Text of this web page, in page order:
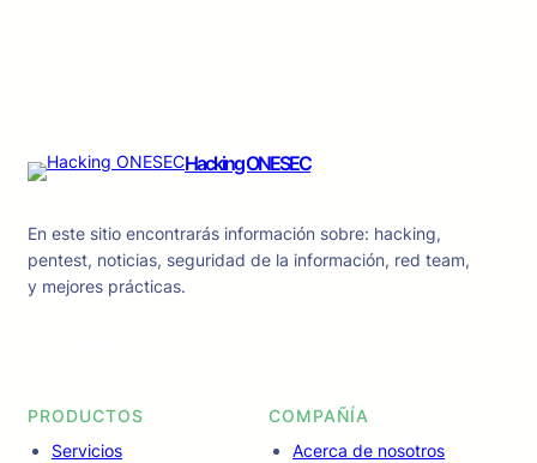
Hacking ONESEC
En este sitio encontrarás información sobre: hacking,
pentest, noticias, seguridad de la información, red team,
y mejores prácticas.
PRODUCTOS
Servicios
COMPAÑÍA
Acerca de nosotros